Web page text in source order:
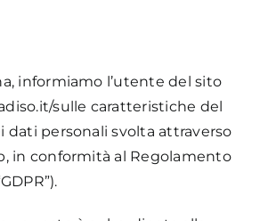
informiamo l’utente del sito
sulle caratteristiche del
personali svolta attraverso
in conformità al Regolamento